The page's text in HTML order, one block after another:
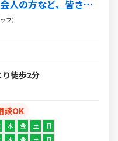
人の方など、皆さん
フ）
徒歩2分
談OK
木 金 土 日
木 金 土 日